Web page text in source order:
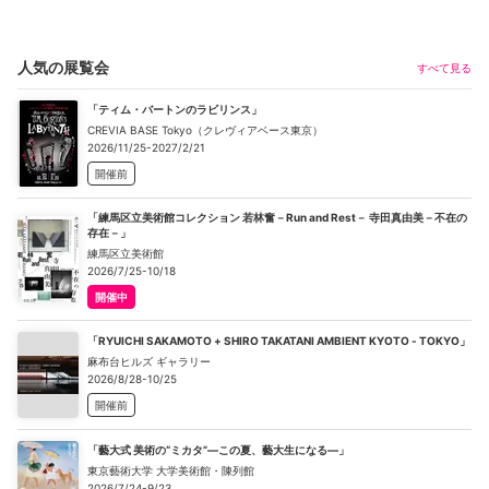
人気の展覧会 すべて見る
「ティム・バートンのラビリンス」
CREVIA BASE Tokyo（クレヴィアベース東京）
2026/11/25-2027/2/21
開催前
「練馬区立美術館コレクション 若林奮－Run and Rest－ 寺田真由美－不在の
存在－」
練馬区立美術館
2026/7/25-10/18
開催中
「RYUICHI SAKAMOTO + SHIRO TAKATANI AMBIENT KYOTO - TOKYO」
麻布台ヒルズ ギャラリー
2026/8/28-10/25
開催前
「藝大式 美術の“ミカタ”―この夏、藝大生になる―」
東京藝術大学 大学美術館・陳列館